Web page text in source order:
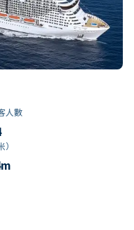
人數
m